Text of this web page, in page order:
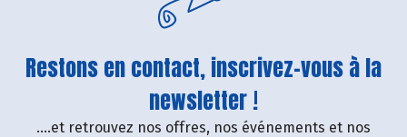
Restons en contact, inscrivez-vous à la
newsletter !
....et retrouvez nos offres, nos événements et nos